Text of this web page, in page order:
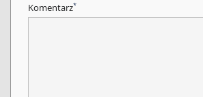
Komentarz*